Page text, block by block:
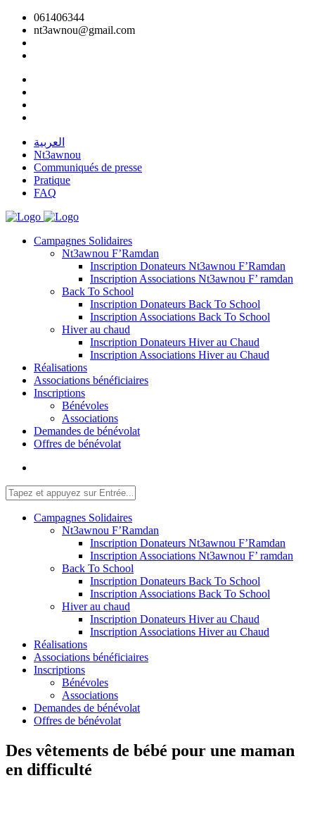
061406344
nt3awnou@gmail.com
العربية
Nt3awnou
Communiqués de presse
Pratique
FAQ
Campagnes Solidaires
Nt3awnou F’Ramdan
Inscription Donateurs Nt3awnou F’Ramdan
Inscription Associations Nt3awnou F’ ramdan
Back To School
Inscription Donateurs Back To School
Inscription Associations Back To School
Hiver au chaud
Inscription Donateurs Hiver au Chaud
Inscription Associations Hiver au Chaud
Réalisations
Associations bénéficiaires
Inscriptions
Bénévoles
Associations
Demandes de bénévolat
Offres de bénévolat
Campagnes Solidaires
Nt3awnou F’Ramdan
Inscription Donateurs Nt3awnou F’Ramdan
Inscription Associations Nt3awnou F’ ramdan
Back To School
Inscription Donateurs Back To School
Inscription Associations Back To School
Hiver au chaud
Inscription Donateurs Hiver au Chaud
Inscription Associations Hiver au Chaud
Réalisations
Associations bénéficiaires
Inscriptions
Bénévoles
Associations
Demandes de bénévolat
Offres de bénévolat
Des vêtements de bébé pour une maman
en difficulté